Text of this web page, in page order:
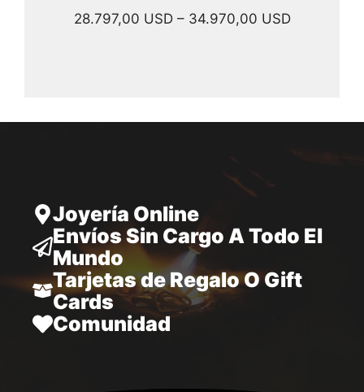
28.797,00 USD – 34.970,00 USDRango
hasta
Joyería Online
Envíos Sin Cargo A Todo El
Mundo
Tarjetas de Regalo O Gift
Cards
Comunidad